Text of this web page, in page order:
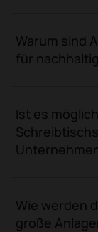
Warum sind
für
Ist es
Wie werden
große